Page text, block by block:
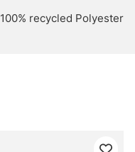
100% recycled Polyester